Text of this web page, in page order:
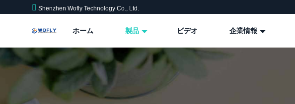
Shenzhen Wofly Technology Co., Ltd.
ホーム 製品 ビデオ 企業情報